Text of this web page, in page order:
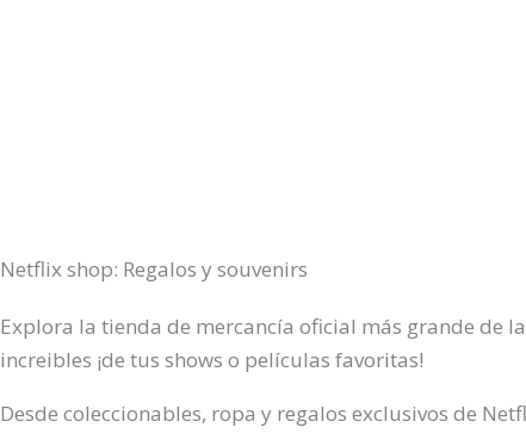
Netflix shop: Regalos y souvenirs
Explora la tienda de mercancía oficial más grande de
increibles ¡de tus shows o películas favoritas!
Desde coleccionables, ropa y regalos exclusivos de